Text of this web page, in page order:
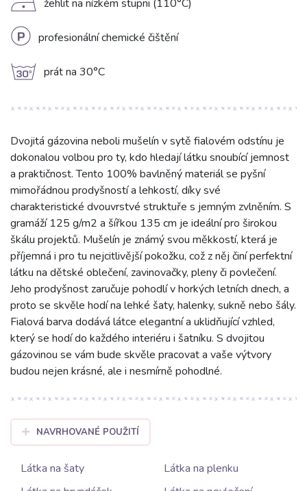
D žehlit na nízkém stupni (110°C)
L profesionální chemické čištění
g prát na 30°C
Dvojitá gázovina neboli mušelín v sytě fialovém odstínu je
dokonalou volbou pro ty, kdo hledají látku snoubící jemnost
a praktičnost. Tento 100% bavlněný materiál se pyšní
mimořádnou prodyšností a lehkostí, díky své
charakteristické dvouvrstvé struktuře s jemným zvlněním. S
gramáží 125 g/m2 a šířkou 135 cm je ideální pro širokou
škálu projektů. Mušelín je známý svou měkkostí, která je
příjemná i pro tu nejcitlivější pokožku, což z něj činí perfektní
látku na dětské oblečení, zavinovačky, pleny či povlečení.
Jeho prodyšnost zaručuje pohodlí v horkých letních dnech, a
proto se skvěle hodí na lehké šaty, halenky, sukně nebo šály.
Fialová barva dodává látce elegantní a uklidňující vzhled,
který se hodí do každého interiéru i šatníku. S dvojitou
gázovinou se vám bude skvěle pracovat a vaše výtvory
budou nejen krásné, ale i nesmírně pohodlné.
NAVRHOVANÉ POUŽITÍ
Látka na šaty
Látka na plenku